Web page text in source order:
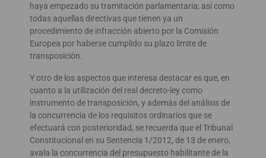
haya empezado su tramitación parlamentaria; así como
todas aquellas directivas que tienen ya un
procedimiento de infracción abierto por la Comisión
Europea por haberse cumplido su plazo límite de
transposición.
Y otro de los aspectos que interesa destacar es que, en
cuanto a la utilización del real decreto-ley como
instrumento de transposición, y además del análisis de
la concurrencia de los requisitos ordinarios que se
efectuará con posterioridad, se recuerda que el Tribunal
Constitucional en su Sentencia 1/2012, de 13 de enero,
avala la concurrencia del presupuesto habilitante de la